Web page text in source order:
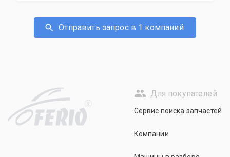
Отправить запрос в 1 компаний
R
Для покупателей
Сервис поиска запчастей
Компании